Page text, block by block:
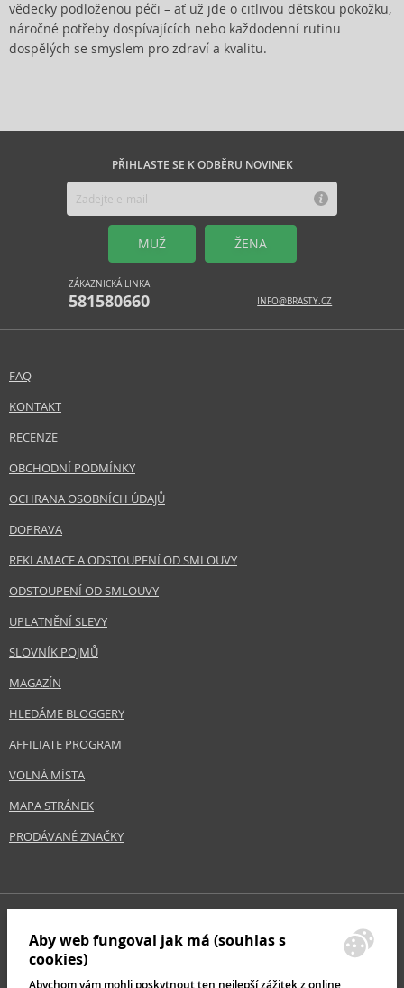
vědecky podloženou péči – ať už jde o citlivou dětskou pokožku,
náročné potřeby dospívajících nebo každodenní rutinu
dospělých se smyslem pro zdraví a kvalitu.
PŘIHLASTE SE K ODBĚRU NOVINEK
MUŽ ŽENA
ZÁKAZNICKÁ LINKA
581580660 INFO@BRASTY.CZ
FAQ
KONTAKT
RECENZE
OBCHODNÍ PODMÍNKY
OCHRANA OSOBNÍCH ÚDAJŮ
DOPRAVA
REKLAMACE A ODSTOUPENÍ OD SMLOUVY
ODSTOUPENÍ OD SMLOUVY
UPLATNĚNÍ SLEVY
SLOVNÍK POJMŮ
MAGAZÍN
HLEDÁME BLOGGERY
AFFILIATE PROGRAM
VOLNÁ MÍSTA
MAPA STRÁNEK
PRODÁVANÉ ZNAČKY
Aby web fungoval jak má (souhlas s
cookies)